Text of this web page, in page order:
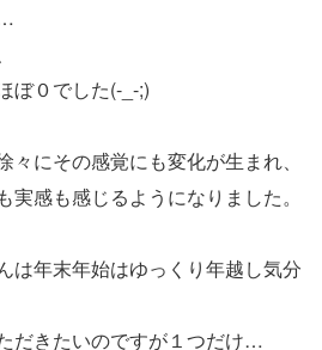
ぼ０でした(-_-;)
にその感覚にも変化が生まれ、
感も感じるようになりました。
は年末年始はゆっくり年越し気分
だきたいのですが１つだけ…